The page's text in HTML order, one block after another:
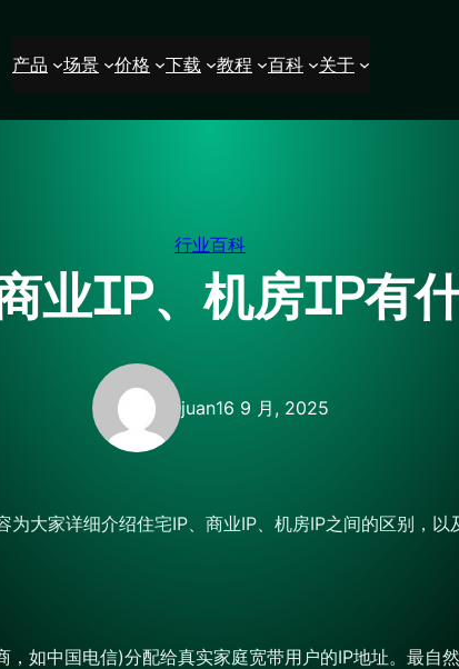
产品 场景 价格 下载 教程 百科 关于
行业百科
业IP、机房IP有
juan16 9 月, 2025
大家详细介绍住宅IP、商业IP、机房IP之间的区别，以
如中国电信)分配给真实家庭宽带用户的IP地址。最自然